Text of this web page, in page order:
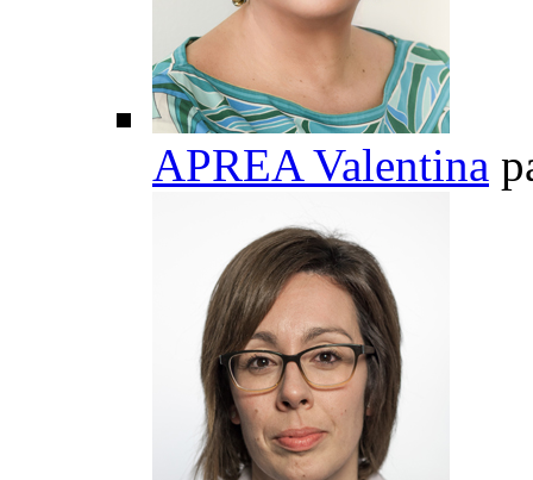
APREA Valentina